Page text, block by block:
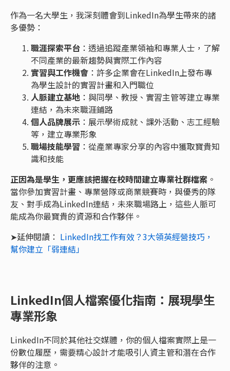
作為一名大學生，我深刻體會到LinkedIn為學生帶來的諸
多優勢：
職涯探索平台 ：透過追蹤產業領袖和專業人士，了解
不同產業的最新趨勢與實際工作內容
實習與工作機會 ：許多企業會在LinkedIn上發布專
為學生設計的實習計畫和入門職位
人脈建立基地 ：與同學、教授、實習主管等建立專業
連結，為未來職涯鋪路
個人品牌展示 ：展示學術成就、課外活動、志工經驗
等，建立專業形象
職場技能學習 ：從產業專家分享的內容中獲取寶貴知
識和技能
正因為是學生，更應該把握在校時間建立專業社群檔案 。
當你參加實習計畫、專業營隊或商業競賽時，與優秀的隊
友、對手成為LinkedIn連結，未來職場路上，這些人脈可
能成為你最寶貴的資源和合作夥伴。
➤延伸閱讀： LinkedIn找工作有效？3大領英經營技巧，
幫你建立「弱連結」
LinkedIn個人檔案優化指南：展現學生
專業形象
LinkedIn不同於其他社交媒體，你的個人檔案實際上是一
份數位履歷，需要精心設計才能吸引人資主管和潛在合作
夥伴的注意。